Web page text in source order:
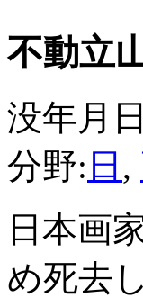
不動立
没年月
分野: 日 ,
日本画
め死去